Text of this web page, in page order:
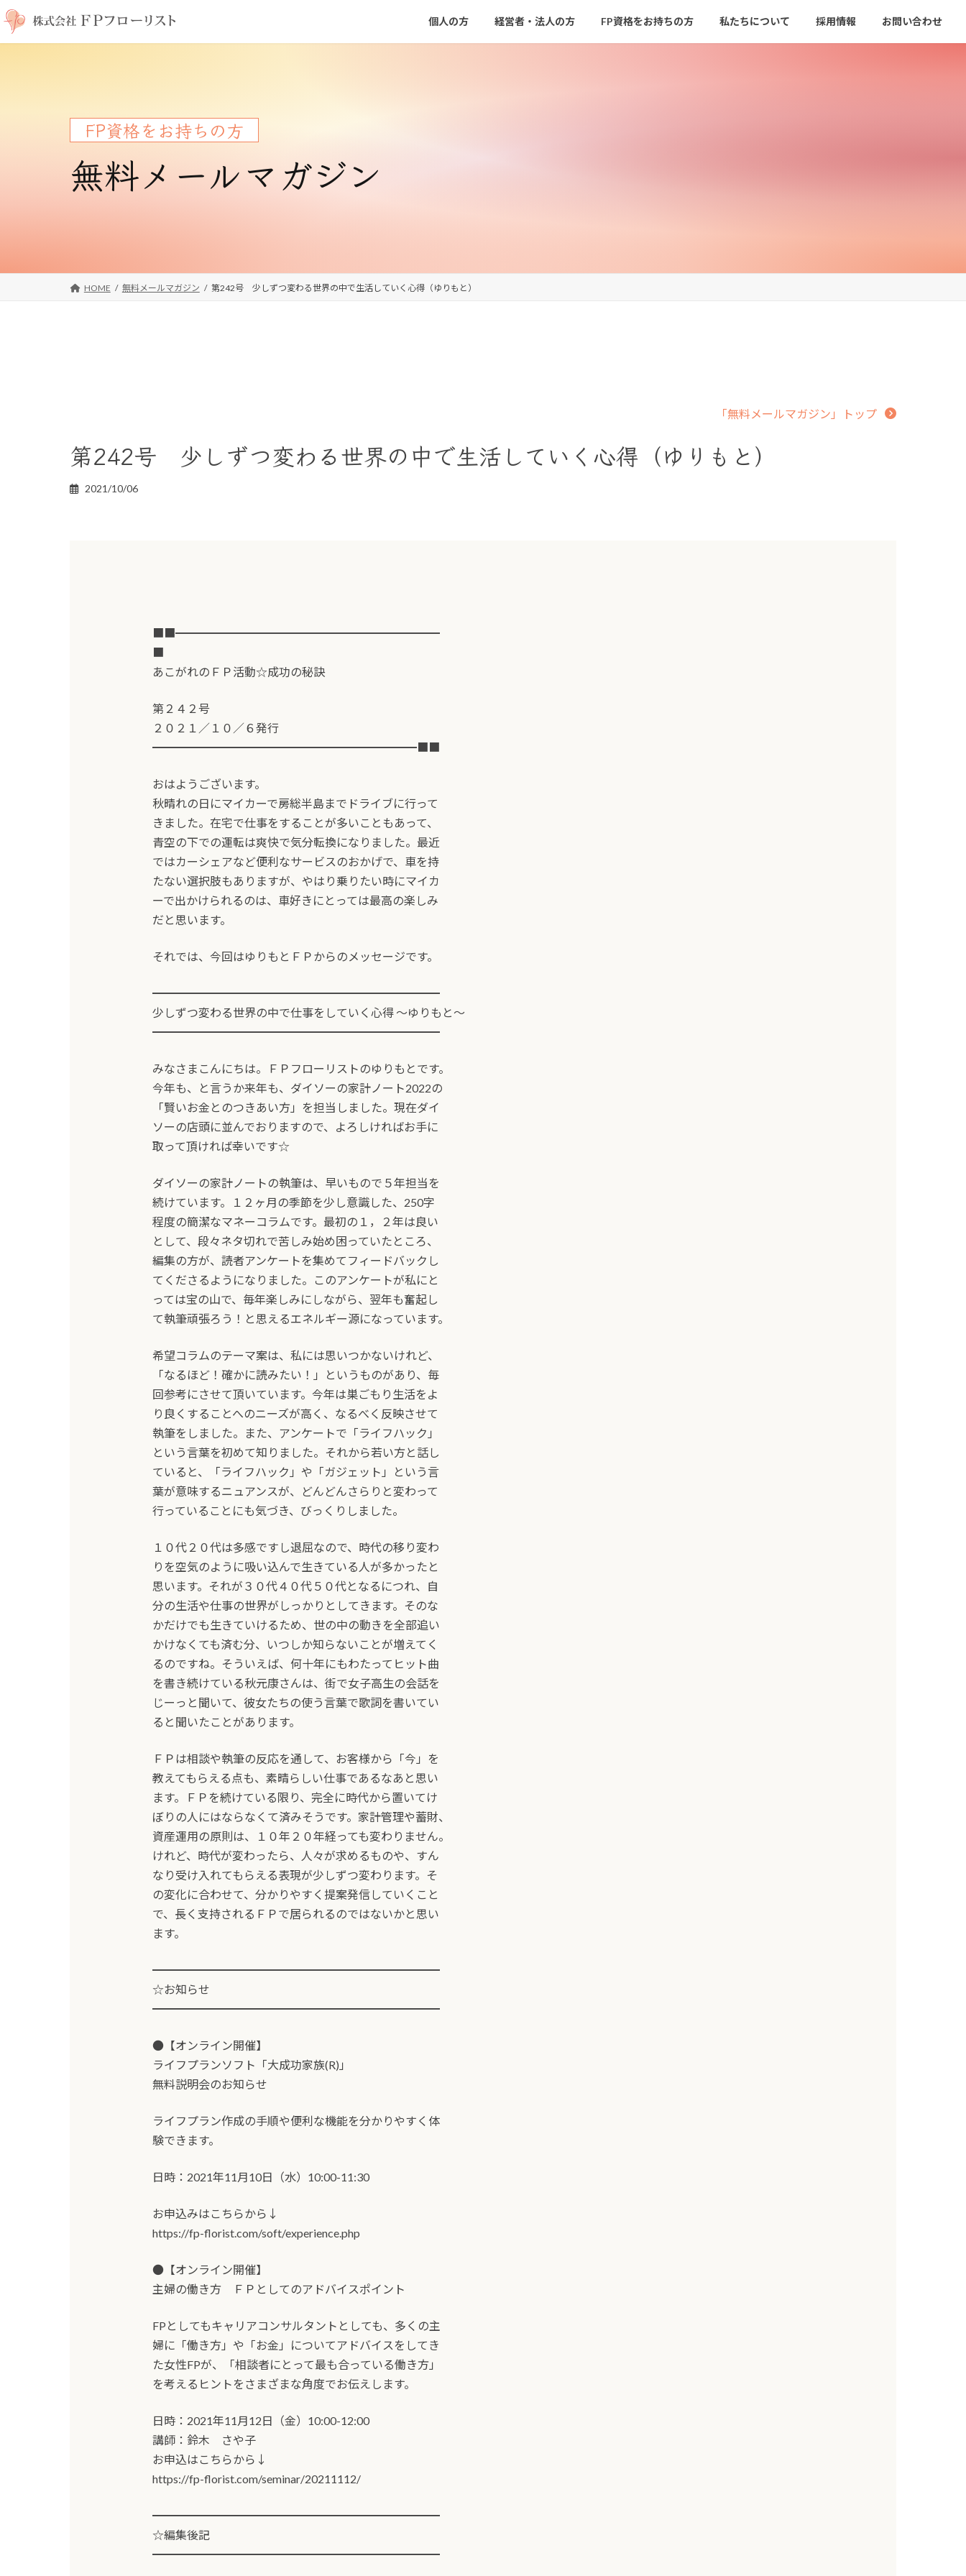
コ
ン
テ
ナ
ビ
ゲ
個人の方 経営者・法人の方 FP資格をお持ちの方 私たちについて 採用情報 お問い合わせ
FP資格をお持ちの方
無料メールマガジン
HOME 無料メールマガジン 第242号 少しずつ変わる世界の中で生活していく心得（ゆりもと）
「無料メールマガジン」トップ
第242号 少しずつ変わる世界の中で生活していく心得（ゆりもと）
2021/10/06
■■━━━━━━━━━━━━━━━━━━━━━━━
■
あこがれのＦＰ活動☆成功の秘訣
第２４２号
２０２１／１０／６発行
━━━━━━━━━━━━━━━━━━━━━━━■■
おはようございます。
秋晴れの日にマイカーで房総半島までドライブに行って
きました。在宅で仕事をすることが多いこともあって、
青空の下での運転は爽快で気分転換になりました。最近
ではカーシェアなど便利なサービスのおかげで、車を持
たない選択肢もありますが、やはり乗りたい時にマイカ
ーで出かけられるのは、車好きにとっては最高の楽しみ
だと思います。
それでは、今回はゆりもとＦＰからのメッセージです。
━━━━━━━━━━━━━━━━━━━━━━━━━
少しずつ変わる世界の中で仕事をしていく心得 ～ゆりもと～
━━━━━━━━━━━━━━━━━━━━━━━━━
みなさまこんにちは。ＦＰフローリストのゆりもとです。
今年も、と言うか来年も、ダイソーの家計ノート2022の
「賢いお金とのつきあい方」を担当しました。現在ダイ
ソーの店頭に並んでおりますので、よろしければお手に
取って頂ければ幸いです☆
ダイソーの家計ノートの執筆は、早いもので５年担当を
続けています。１２ヶ月の季節を少し意識した、250字
程度の簡潔なマネーコラムです。最初の１，２年は良い
として、段々ネタ切れで苦しみ始め困っていたところ、
編集の方が、読者アンケートを集めてフィードバックし
てくださるようになりました。このアンケートが私にと
っては宝の山で、毎年楽しみにしながら、翌年も奮起し
て執筆頑張ろう！と思えるエネルギー源になっています。
希望コラムのテーマ案は、私には思いつかないけれど、
「なるほど！確かに読みたい！」というものがあり、毎
回参考にさせて頂いています。今年は巣ごもり生活をよ
り良くすることへのニーズが高く、なるべく反映させて
執筆をしました。また、アンケートで「ライフハック」
という言葉を初めて知りました。それから若い方と話し
ていると、「ライフハック」や「ガジェット」という言
葉が意味するニュアンスが、どんどんさらりと変わって
行っていることにも気づき、びっくりしました。
１０代２０代は多感ですし退屈なので、時代の移り変わ
りを空気のように吸い込んで生きている人が多かったと
思います。それが３０代４０代５０代となるにつれ、自
分の生活や仕事の世界がしっかりとしてきます。そのな
かだけでも生きていけるため、世の中の動きを全部追い
かけなくても済む分、いつしか知らないことが増えてく
るのですね。そういえば、何十年にもわたってヒット曲
を書き続けている秋元康さんは、街で女子高生の会話を
じーっと聞いて、彼女たちの使う言葉で歌詞を書いてい
ると聞いたことがあります。
ＦＰは相談や執筆の反応を通して、お客様から「今」を
教えてもらえる点も、素晴らしい仕事であるなあと思い
ます。ＦＰを続けている限り、完全に時代から置いてけ
ぼりの人にはならなくて済みそうです。家計管理や蓄財、
資産運用の原則は、１０年２０年経っても変わりません。
けれど、時代が変わったら、人々が求めるものや、すん
なり受け入れてもらえる表現が少しずつ変わります。そ
の変化に合わせて、分かりやすく提案発信していくこと
で、長く支持されるＦＰで居られるのではないかと思い
ます。
━━━━━━━━━━━━━━━━━━━━━━━━━
☆お知らせ
━━━━━━━━━━━━━━━━━━━━━━━━━
●【オンライン開催】
ライフプランソフト「大成功家族(R)」
無料説明会のお知らせ
ライフプラン作成の手順や便利な機能を分かりやすく体
験できます。
日時：2021年11月10日（水）10:00-11:30
お申込みはこちらから↓
https://fp-florist.com/soft/experience.php
●【オンライン開催】
主婦の働き方 ＦＰとしてのアドバイスポイント
FPとしてもキャリアコンサルタントとしても、多くの主
婦に「働き方」や「お金」についてアドバイスをしてき
た女性FPが、「相談者にとって最も合っている働き方」
を考えるヒントをさまざまな角度でお伝えします。
日時：2021年11月12日（金）10:00-12:00
講師：鈴木 さや子
お申込はこちらから↓
https://fp-florist.com/seminar/20211112/
━━━━━━━━━━━━━━━━━━━━━━━━━
☆編集後記
━━━━━━━━━━━━━━━━━━━━━━━━━